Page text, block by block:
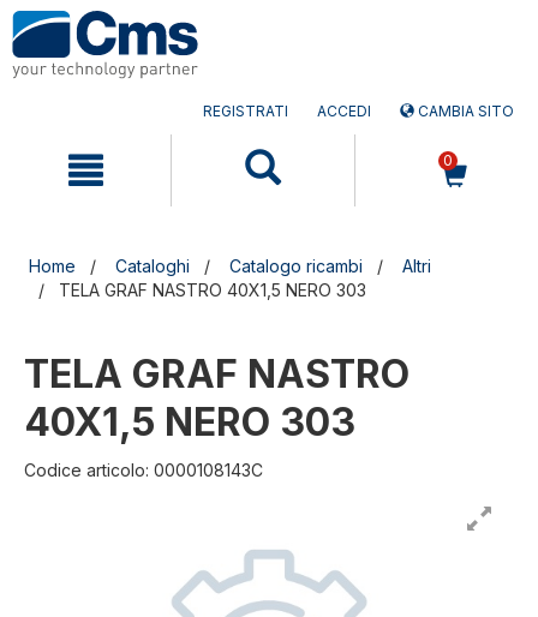
Salta
contenuto
Salta
menu
REGISTRATI ACCEDI CAMBIA SITO
0
Home Cataloghi Catalogo ricambi
Altri
TELA GRAF NASTRO 40X1,5 NERO 303
TELA GRAF NASTRO
40X1,5 NERO 303
Codice articolo: 0000108143C